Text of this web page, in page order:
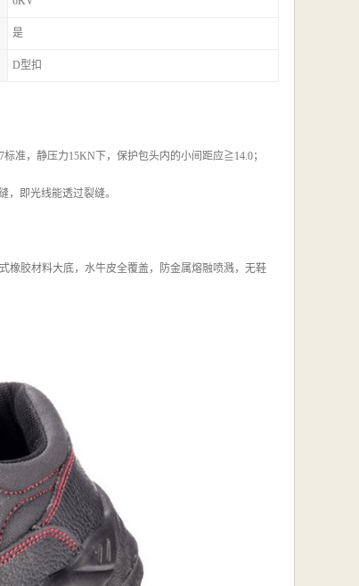
是
D型扣
准，静压力15KN下，保护包头内的小间距应≧14.0；
即光线能透过裂缝。
橡胶材料大底，水牛皮全覆盖，防金属熔融喷溅，无鞋